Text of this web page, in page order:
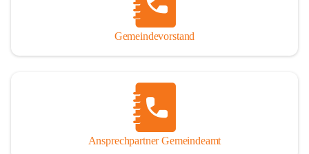
Gemeindevorstand
Ansprechpartner Gemeindeamt